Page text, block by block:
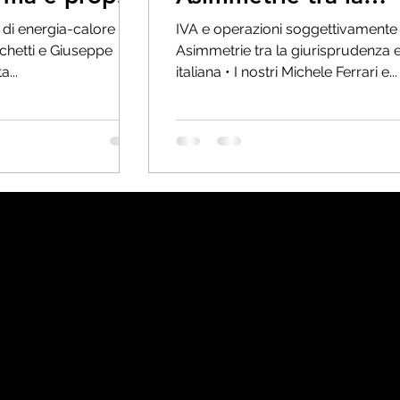
energia-calore •
e Giuseppe
giurisprudenza EU
italiana
IVA e operazioni soggettivamente
Asimmetrie tra la giurisprudenza
italiana • I nostri Michele Ferrari e...